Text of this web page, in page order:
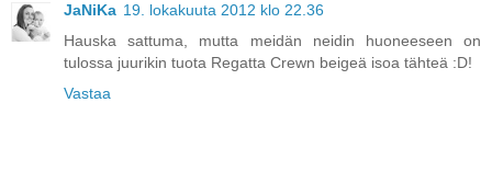
JaNiKa 19. lokakuuta 2012 klo 22.36
Hauska sattuma, mutta meidän neidin huoneeseen on
tulossa juurikin tuota Regatta Crewn beigeä isoa tähteä :D!
Vastaa